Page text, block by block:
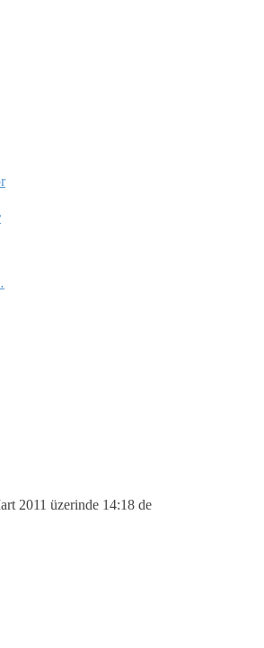
2011 üzerinde 14:18 de